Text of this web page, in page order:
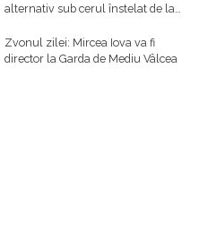
alternativ sub cerul înstelat de la
Zvonul zilei: Mircea Iova va fi
director la Garda de Mediu Vâlcea